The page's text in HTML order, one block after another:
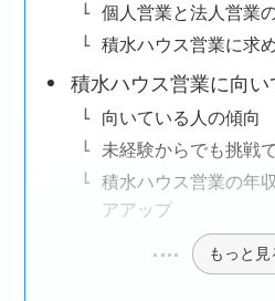
個人営業と法人営業
積水ハウス営業に求
積水ハウス営業に向
向いている人の傾向
未経験からでも挑戦
積水ハウス営業の年
アアップ
もっと見